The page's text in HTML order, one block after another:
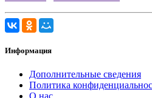
Информация
Дополнительные сведения
Политика
О нас